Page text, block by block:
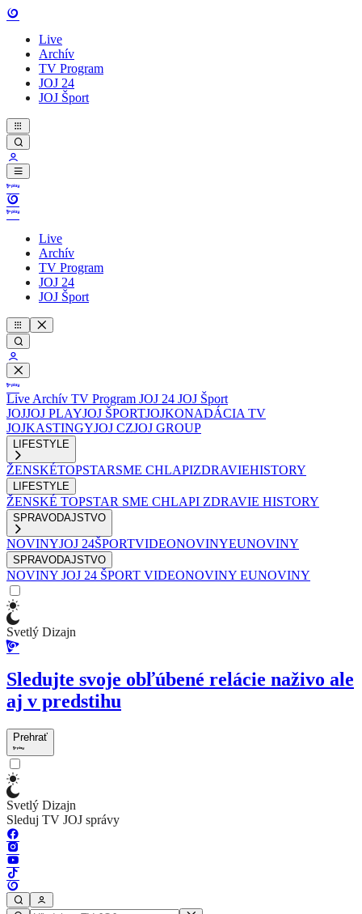
Live
Archív
TV Program
JOJ 24
JOJ Šport
Live
Archív
TV Program
JOJ 24
JOJ Šport
Live Archív TV Program JOJ 24 JOJ Šport
JOJJOJ PLAYJOJ ŠPORTJOJKONADÁCIA TV
JOJKASTINGYJOJ CZJOJ GROUP
LIFESTYLE
ŽENSKÉTOPSTARSME CHLAPIZDRAVIEHISTORY
LIFESTYLE
ŽENSKÉ TOPSTAR SME CHLAPI ZDRAVIE HISTORY
SPRAVODAJSTVO
NOVINYJOJ 24ŠPORTVIDEONOVINYEUNOVINY
SPRAVODAJSTVO
NOVINY JOJ 24 ŠPORT VIDEONOVINY EUNOVINY
Svetlý Dizajn
Sledujte svoje obľúbené relácie naživo ale
aj v predstihu
Prehrať
Svetlý Dizajn
Sleduj TV JOJ správy